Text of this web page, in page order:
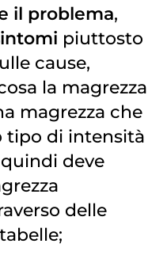
il problema,
piuttosto
cause,
la magrezza
magrezza che
tipo di intensità
deve
delle